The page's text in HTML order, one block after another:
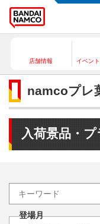
店舗情報 イベン
namcoプレ
入荷景品・
登場月